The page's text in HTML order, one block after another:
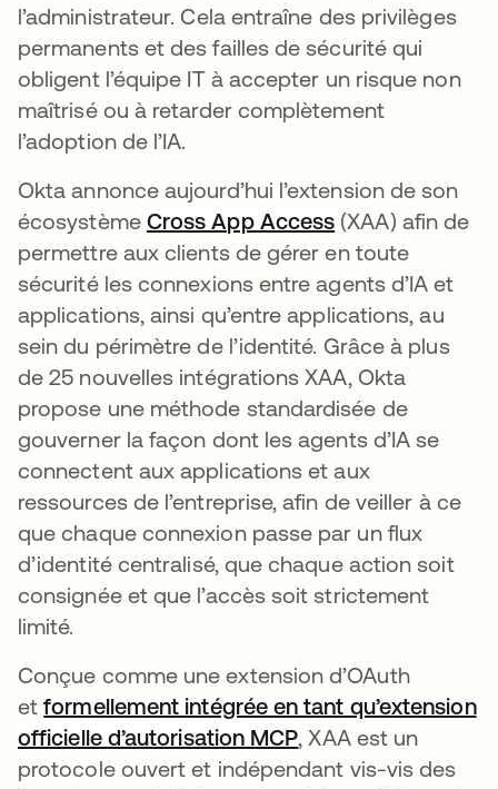
l’administrateur. Cela entraîne des privilèges
permanents et des failles de sécurité qui
obligent l’équipe IT à accepter un risque non
maîtrisé ou à retarder complètement
l’adoption de l’IA.
Okta annonce aujourd’hui l’extension de son
écosystème Cross App Access (XAA) afin de
permettre aux clients de gérer en toute
sécurité les connexions entre agents d’IA et
applications, ainsi qu’entre applications, au
sein du périmètre de l’identité. Grâce à plus
de 25 nouvelles intégrations XAA, Okta
propose une méthode standardisée de
gouverner la façon dont les agents d’IA se
connectent aux applications et aux
ressources de l’entreprise, afin de veiller à ce
que chaque connexion passe par un flux
d’identité centralisé, que chaque action soit
consignée et que l’accès soit strictement
limité.
Conçue comme une extension d’OAuth
etformellement intégrée en tant qu’extension
officielle d’autorisation MCP, XAA est un
protocole ouvert et indépendant vis-vis des